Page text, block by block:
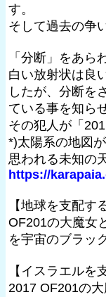
す。
そして過去の争
「分断」をあら
白い放射状は良
したが、分断を
ている事を知ら
その犯人が「
*)太陽系の地図
思われる未知の
https://
【地球を支配
OF201の大魔女
を宇宙のブラッ
【イスラエル
2017 OF201の